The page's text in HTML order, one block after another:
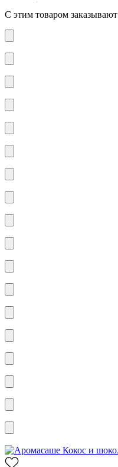
С этим товаром заказывают